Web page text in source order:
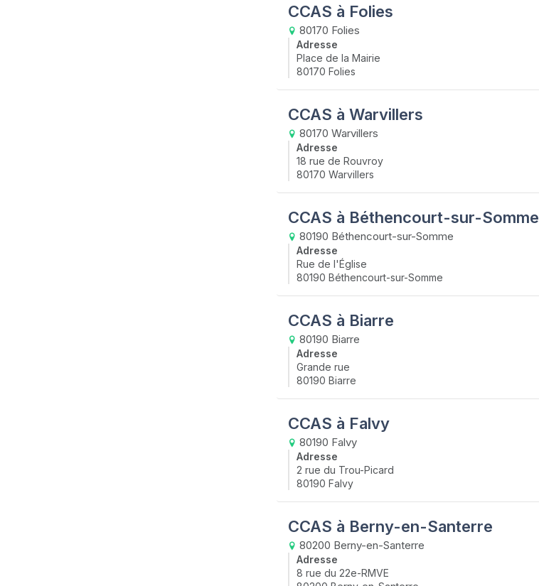
CCAS à Folies
80170 Folies
Adresse
Place de la Mairie
80170 Folies
CCAS à Warvillers
80170 Warvillers
Adresse
18 rue de Rouvroy
80170 Warvillers
CCAS à Béthencourt-sur-Somme
80190 Béthencourt-sur-Somme
Adresse
Rue de l'Église
80190 Béthencourt-sur-Somme
CCAS à Biarre
80190 Biarre
Adresse
Grande rue
80190 Biarre
CCAS à Falvy
80190 Falvy
Adresse
2 rue du Trou-Picard
80190 Falvy
CCAS à Berny-en-Santerre
80200 Berny-en-Santerre
Adresse
8 rue du 22e-RMVE